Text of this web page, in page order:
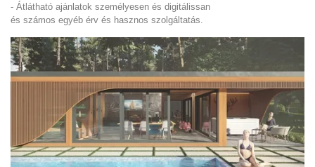
- Átlátható ajánlatok személyesen és digitálissan
és számos egyéb érv és hasznos szolgáltatás.